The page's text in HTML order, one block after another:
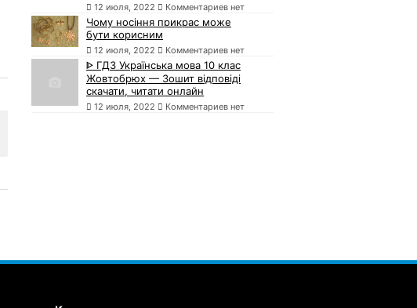
12 июля, 2022 Комментариев нет
Чому носіння прикрас може
бути корисним
12 июля, 2022 Комментариев нет
ᐈ ГДЗ Українська мова 10 клас
Жовтобрюх — Зошит відповіді
скачати, читати онлайн
12 июля, 2022 Комментариев нет